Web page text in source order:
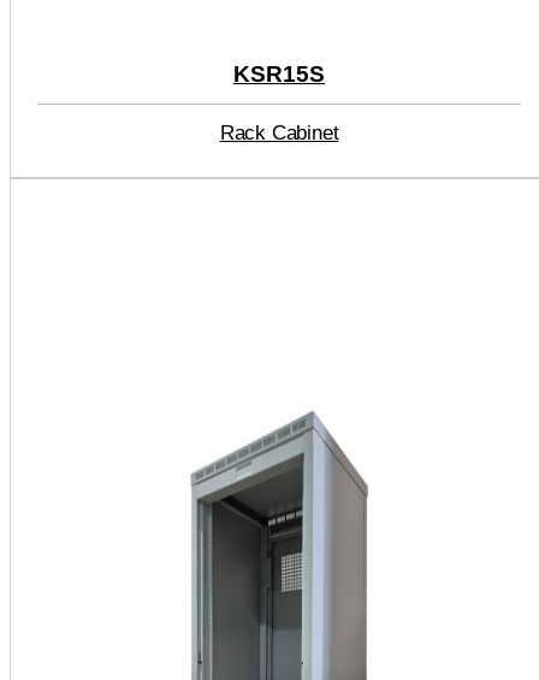
KSR15S
Rack Cabinet